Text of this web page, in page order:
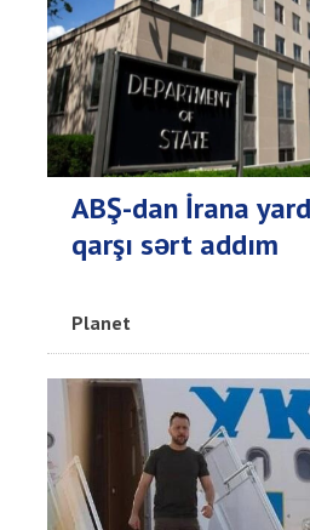
ABŞ-dan İrana
qarşı sərt addım
Planet